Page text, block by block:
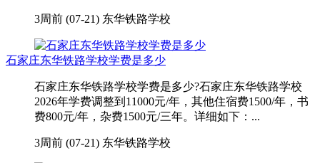
3周前 (07-21) 东华铁路学校
石家庄东华铁路学校学费是多少
石家庄东华铁路学校学费是多少?石家庄东华铁路学校
2026年学费调整到11000元/年，其他住宿费1500/年，书
费800元/年，杂费1500元/三年。详细如下：...
3周前 (07-21) 东华铁路学校